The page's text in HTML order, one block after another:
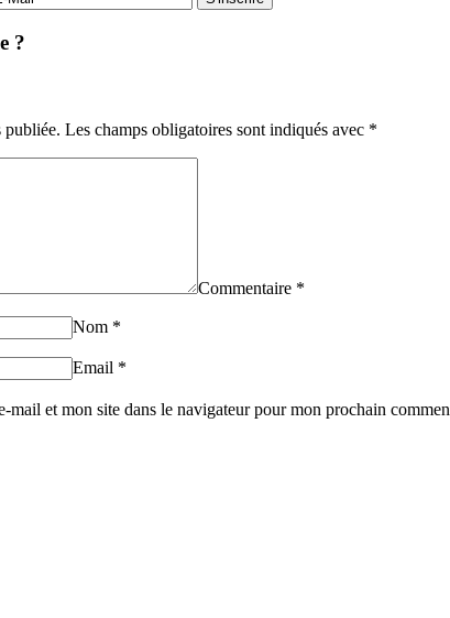
?
publiée. Les champs obligatoires sont indiqués avec *
Commentaire *
Nom *
Email *
mail et mon site dans le navigateur pour mon prochain